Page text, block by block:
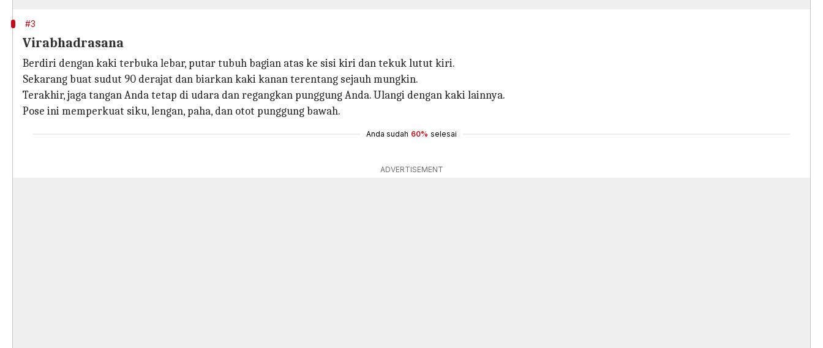
#3
Virabhadrasana
Berdiri dengan kaki terbuka lebar, putar tubuh bagian atas ke sisi kiri dan tekuk lutut kiri.
Sekarang buat sudut 90 derajat dan biarkan kaki kanan terentang sejauh mungkin.
Terakhir, jaga tangan Anda tetap di udara dan regangkan punggung Anda. Ulangi dengan kaki lainnya.
Pose ini memperkuat siku, lengan, paha, dan otot punggung bawah.
Anda sudah 60% selesai
ADVERTISEMENT